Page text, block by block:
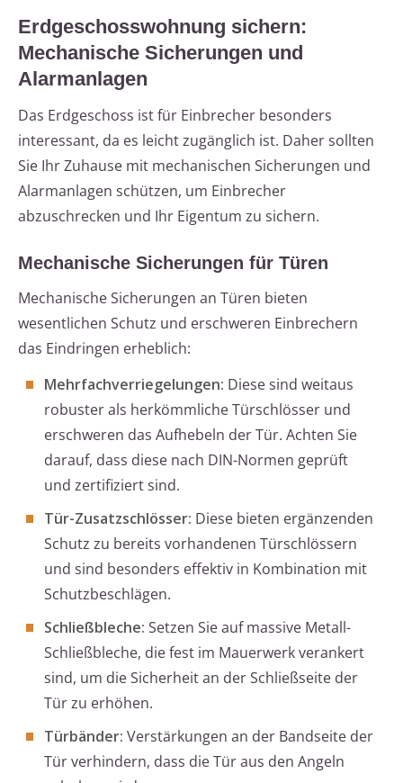
Erdgeschosswohnung sichern:
Mechanische Sicherungen und
Alarmanlagen
Das Erdgeschoss ist für Einbrecher besonders
interessant, da es leicht zugänglich ist. Daher sollten
Sie Ihr Zuhause mit mechanischen Sicherungen und
Alarmanlagen schützen, um Einbrecher
abzuschrecken und Ihr Eigentum zu sichern.
Mechanische Sicherungen für Türen
Mechanische Sicherungen an Türen bieten
wesentlichen Schutz und erschweren Einbrechern
das Eindringen erheblich:
Mehrfachverriegelungen: Diese sind weitaus
robuster als herkömmliche Türschlösser und
erschweren das Aufhebeln der Tür. Achten Sie
darauf, dass diese nach DIN-Normen geprüft
und zertifiziert sind.
Tür-Zusatzschlösser: Diese bieten ergänzenden
Schutz zu bereits vorhandenen Türschlössern
und sind besonders effektiv in Kombination mit
Schutzbeschlägen.
Schließbleche: Setzen Sie auf massive Metall-
Schließbleche, die fest im Mauerwerk verankert
sind, um die Sicherheit an der Schließseite der
Tür zu erhöhen.
Türbänder: Verstärkungen an der Bandseite der
Tür verhindern, dass die Tür aus den Angeln